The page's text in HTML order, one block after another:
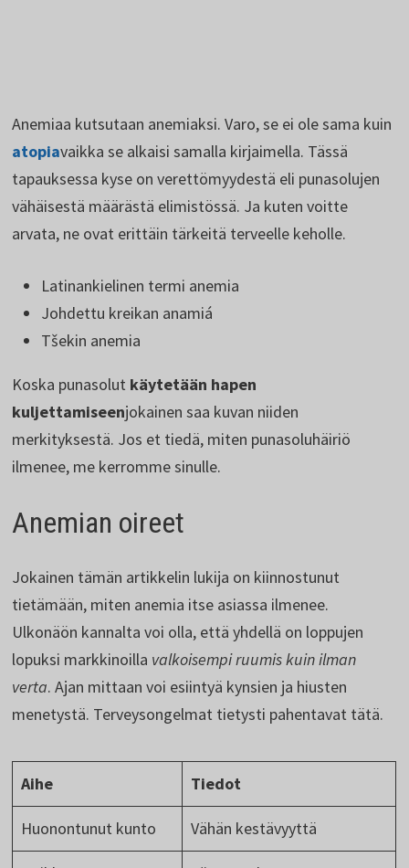
Anemiaa kutsutaan anemiaksi. Varo, se ei ole sama kuin
atopiavaikka se alkaisi samalla kirjaimella. Tässä
tapauksessa kyse on verettömyydestä eli punasolujen
vähäisestä määrästä elimistössä. Ja kuten voitte
arvata, ne ovat erittäin tärkeitä terveelle keholle.
Latinankielinen termi anemia
Johdettu kreikan anamiá
Tšekin anemia
Koska punasolut käytetään hapen
kuljettamiseenjokainen saa kuvan niiden
merkityksestä. Jos et tiedä, miten punasoluhäiriö
ilmenee, me kerromme sinulle.
Anemian oireet
Jokainen tämän artikkelin lukija on kiinnostunut
tietämään, miten anemia itse asiassa ilmenee.
Ulkonäön kannalta voi olla, että yhdellä on loppujen
lopuksi markkinoilla valkoisempi ruumis kuin ilman
verta. Ajan mittaan voi esiintyä kynsien ja hiusten
menetystä. Terveysongelmat tietysti pahentavat tätä.
Aihe Tiedot
Huonontunut kunto Vähän kestävyyttä